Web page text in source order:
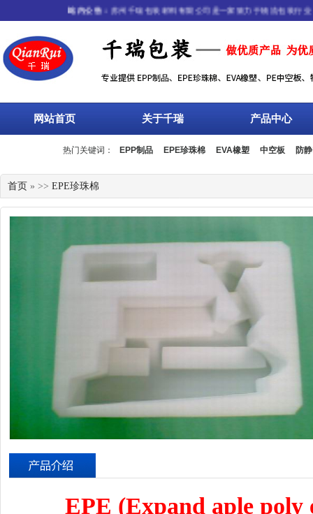
站内公告：苏州千瑞包装材料有限公司是一家致力于物流包装行业，
网站首页 关于千瑞 产品中心
热门关键词： EPP制品 EPE珍珠棉 EVA橡塑 中空板 防
流箱 周转箱
首页 » >> EPE珍珠棉
EPE (Expand aple poly